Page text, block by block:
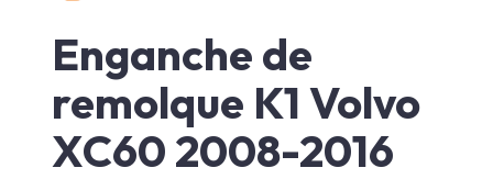
Enganche de
remolque K1 Volvo
XC60 2008-2016